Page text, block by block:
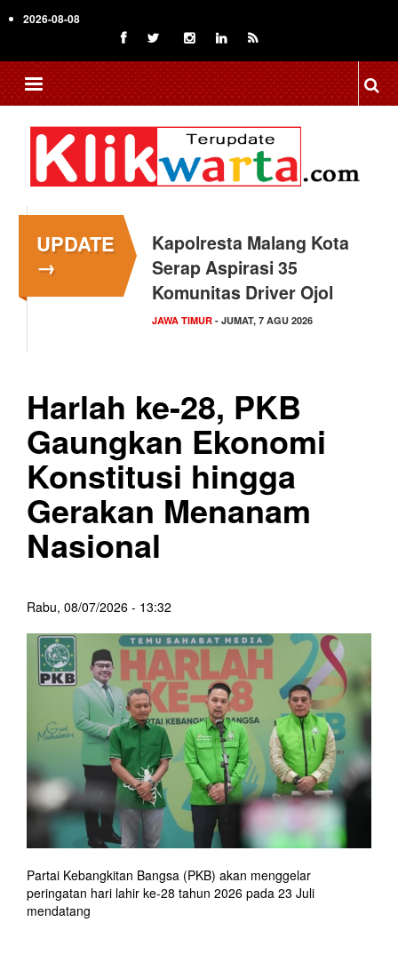
to
content
2026-08-08
UPDATE
→
Kapolresta Malang Kota
Serap Aspirasi 35
Komunitas Driver Ojol
JAWA TIMUR - JUMAT, 7 AGU 2026
Harlah ke-28, PKB
Gaungkan Ekonomi
Konstitusi hingga
Gerakan Menanam
Nasional
Rabu, 08/07/2026 - 13:32
Partai Kebangkitan Bangsa (PKB) akan menggelar
peringatan hari lahir ke-28 tahun 2026 pada 23 Juli
mendatang